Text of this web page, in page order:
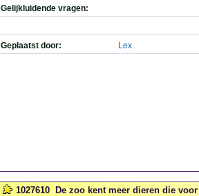
Gelijkluidende vragen:
Geplaatst door: Lex
1027610 De zoo kent meer dieren die